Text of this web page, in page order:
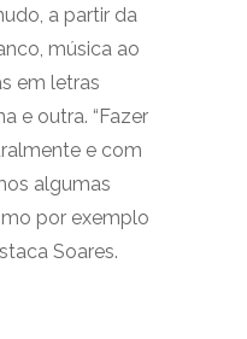
a partir da
música ao
em letras
e outra. “Fazer
e com
algumas
por exemplo
Soares.